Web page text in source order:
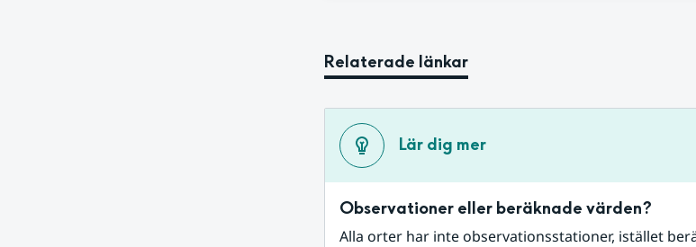
Relaterade länkar
Lär dig mer
Observationer eller beräknade värden?
Alla orter har inte observationsstationer, istället